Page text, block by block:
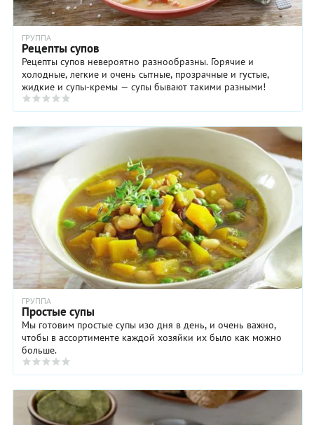
ГРУППА
Рецепты супов
Рецепты супов невероятно разнообразны. Горячие и
холодные, легкие и очень сытные, прозрачные и густые,
жидкие и супы-кремы — супы бывают такими разными!
ГРУППА
Простые супы
Мы готовим простые супы изо дня в день, и очень важно,
чтобы в ассортименте каждой хозяйки их было как можно
больше.